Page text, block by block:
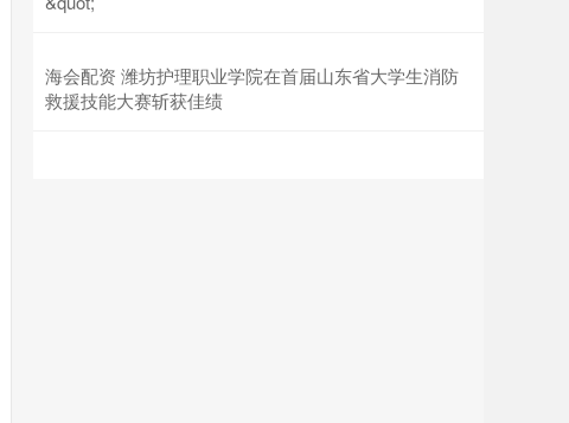
海会配资 潍坊护理职业学院在首届山东省大学生消防
救援技能大赛斩获佳绩